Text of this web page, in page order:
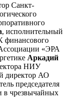
Санкт-
, исполнительный
финансового
«ЭРА
Аркадий
НИУ
директор АО
председателя
в чрезвычайных